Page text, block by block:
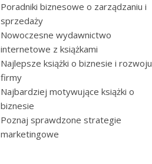
Poradniki biznesowe o zarządzaniu i
sprzedaży
Nowoczesne wydawnictwo
internetowe z książkami
Najlepsze książki o biznesie i rozwoju
firmy
Najbardziej motywujące książki o
biznesie
Poznaj sprawdzone strategie
marketingowe